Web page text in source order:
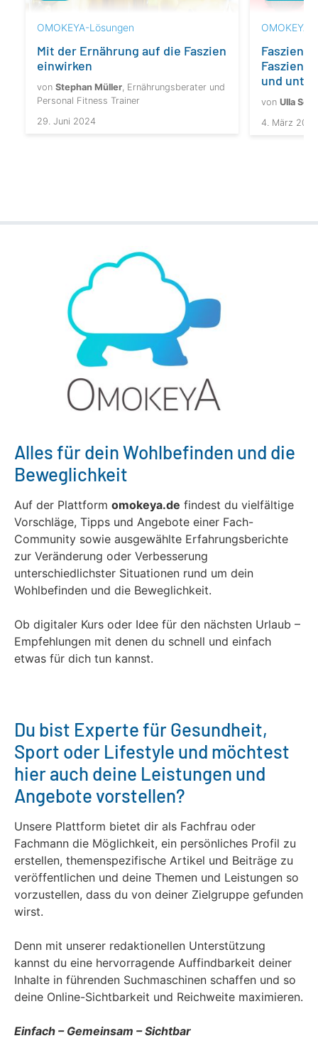
OMOKEYA-Lösungen
Mit der Ernährung auf die Faszien
einwirken
von Stephan Müller , Ernährungsberater und
Personal Fitness Trainer
29. Juni 2024
und
von Ulla
4. März 2025
Alles für dein Wohlbefinden und die
Beweglichkeit
Auf der Plattform omokeya.de findest du vielfältige
Vorschläge, Tipps und Angebote einer Fach-
Community sowie ausgewählte Erfahrungsberichte
zur Veränderung oder Verbesserung
unterschiedlichster Situationen rund um dein
Wohlbefinden und die Beweglichkeit.
Ob digitaler Kurs oder Idee für den nächsten Urlaub –
Empfehlungen mit denen du schnell und einfach
etwas für dich tun kannst.
Du bist Experte für Gesundheit,
Sport oder Lifestyle und möchtest
hier auch deine Leistungen und
Angebote vorstellen?
Unsere Plattform bietet dir als Fachfrau oder
Fachmann die Möglichkeit, ein persönliches Profil zu
erstellen, themenspezifische Artikel und Beiträge zu
veröffentlichen und deine Themen und Leistungen so
vorzustellen, dass du von deiner Zielgruppe gefunden
wirst.
Denn mit unserer redaktionellen Unterstützung
kannst du eine hervorragende Auffindbarkeit deiner
Inhalte in führenden Suchmaschinen schaffen und so
deine Online-Sichtbarkeit und Reichweite maximieren.
Einfach – Gemeinsam – Sichtbar